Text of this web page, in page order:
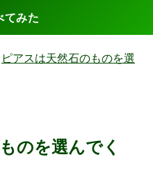
てみた
ピアスは天然石のものを選
のを選んでく